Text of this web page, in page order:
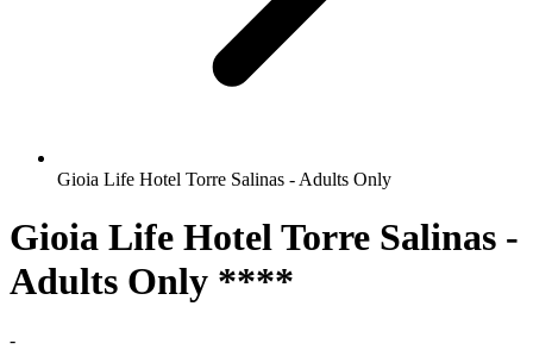
Gioia Life Hotel Torre Salinas - Adults Only
Gioia Life Hotel Torre Salinas -
Adults Only ****
-